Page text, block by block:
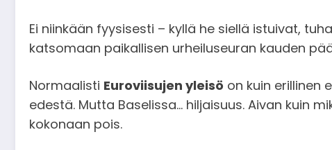
Ei niinkään fyysisesti – kyllä he siellä istuivat,
katsomaan paikallisen urheiluseuran kauden
Normaalisti Euroviisujen yleisö on kuin erillinen
edestä. Mutta Baselissa… hiljaisuus. Aivan kuin
kokonaan pois.